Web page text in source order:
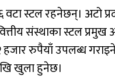
स्टल रहनेछन्। अटो
संस्थाका स्टल
हजार रुपैयाँ उपलब्ध
खुला हुनेछ।